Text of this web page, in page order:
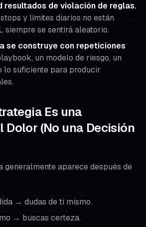
resultados de violación de reglas.
y límites diarios no están
siempre se sentirá aleatorio.
se construye con repeticiones
un modelo de riesgo, un
suficiente para producir
Es una
Dolor (No una Decisión
generalmente aparece después de
→ dudas de ti mismo.
→ buscas certeza.